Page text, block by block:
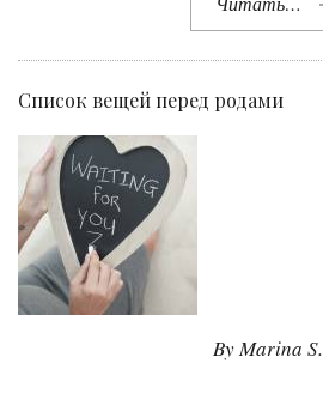
Список вещей перед родами
By Marina S.